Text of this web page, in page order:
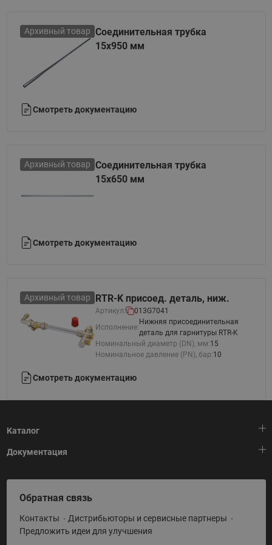
Архивный товар Соединительная трубка
15х950 мм
Смотреть документацию
Архивный товар Соединительная трубка
15х650 мм
Смотреть документацию
Архивный товар RTR-K присоед. деталь, ниж.
Артикул:
013G7041
Исполнение:
Нижняя присоединительная
деталь для гарнитуры RTR-K
Номинальный диаметр (DN), мм:15
Номинальное давление (PN), бар:10
Смотреть документацию
Каталог
Тепловая автоматика
Холодильная техника
Приводная техника
Промышленная автоматика
Документация
HeatPlatform (Тепловая платформа)
Полезные программы и инструменты
Условия поставки
Обратная связь
Контакты
Дистрибьюторы и сервисные партнеры
Предложить идеи для улучшения